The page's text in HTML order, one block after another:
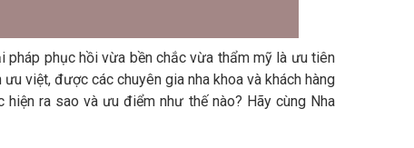
phục hồi vừa bền chắc vừa thẩm mỹ là ưu tiên
việt, được các chuyên gia nha khoa và khách hàng
ra sao và ưu điểm như thế nào? Hãy cùng Nha